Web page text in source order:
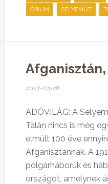
ÓPIUM , SELYEMÚT ,
2022-03-28
ADÓVILÁG: A
Talán nincs is még
elmúlt 100 éve
Afganisztánnak. A
polgárháborúk és
országot, amelynek